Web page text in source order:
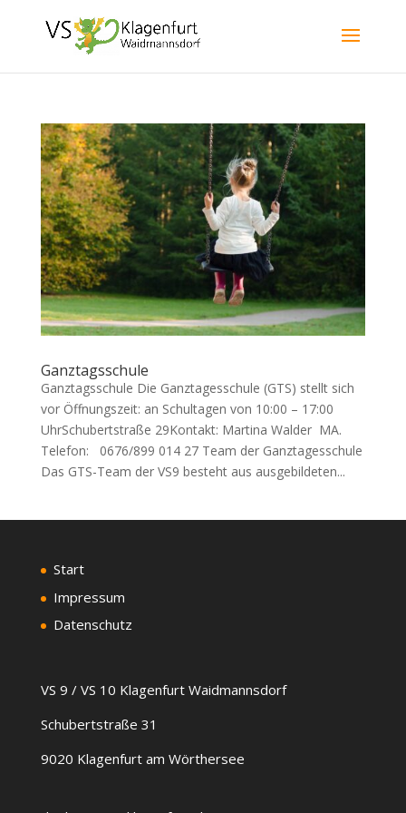
Ganztagsschule
Ganztagsschule Die Ganztagesschule (GTS) stellt sich
vor Öffnungszeit: an Schultagen von 10:00 – 17:00
UhrSchubertstraße 29Kontakt: Martina Walder MA.
Telefon: 0676/899 014 27 Team der Ganztagesschule
Das GTS-Team der VS9 besteht aus ausgebildeten...
Start
Impressum
Datenschutz
VS 9 / VS 10 Klagenfurt Waidmannsdorf
Schubertstraße 31
9020 Klagenfurt am Wörthersee